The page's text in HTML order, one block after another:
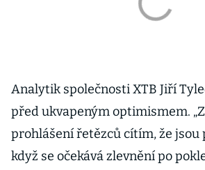
Analytik společnosti XTB Jiří
před ukvapeným optimismem.
prohlášení řetězců cítím, že jsou
když se očekává zlevnění po